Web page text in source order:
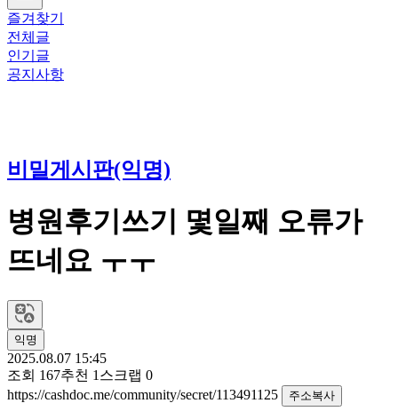
즐겨찾기
전체글
인기글
공지사항
비밀게시판(익명)
병원후기쓰기 몇일째 오류가
뜨네요 ㅜㅜ
익명
2025.08.07 15:45
조회 167추천 1 스크랩 0
https://cashdoc.me/community/secret/113491125
주소복사